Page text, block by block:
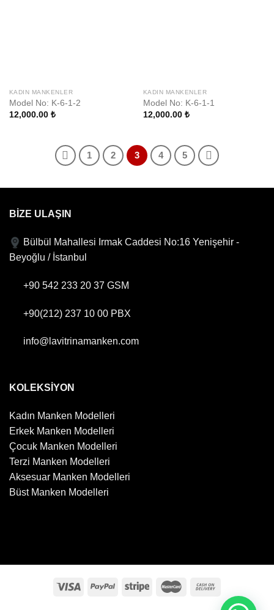
KADIN MANKENLER
Model No: K-6-1-2
12,000.00 ₺
KADIN MANKENLER
Model No: K-6-1-1
12,000.00 ₺
1 2 3 4 5
BİZE ULAŞIN
Bülbül Mahallesi Irmak Caddesi No:16 Yenişehir -
Beyoğlu / İstanbul
+90 542 233 20 37 GSM
+90(212) 237 10 00 PBX
info@lavitrinamanken.com
KOLEKSİYON
Kadın Manken Modelleri
Erkek Manken Modelleri
Çocuk Manken Modelleri
Terzi Manken Modelleri
Aksesuar Manken Modelleri
Büst Manken Modelleri